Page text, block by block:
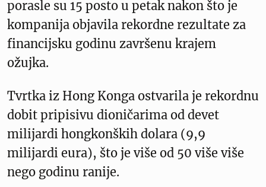
porasle su 15 posto u petak nakon što je
kompanija objavila rekordne rezultate za
financijsku godinu završenu krajem
ožujka.
Tvrtka iz Hong Konga ostvarila je rekordnu
dobit pripisivu dioničarima od devet
milijardi hongkonških dolara (9,9
milijardi eura), što je više od 50 više više
nego godinu ranije.